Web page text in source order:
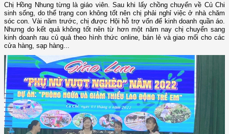
Chị Hồng Nhung từng là giáo viên. Sau khi lấy chồng chuyển về Củ Chi
sinh sống, do thể trạng con không tốt nên chị phải nghỉ việc ở nhà chăm
sóc con. Vài năm trước, chị được Hội hỗ trợ vốn để kinh doanh quần áo.
Nhưng do kết quả không tốt nên từ hơn một năm nay chị chuyển sang
kinh doanh rau củ quả theo hình thức online, bán lẻ và giao mối cho các
cửa hàng, sạp hàng...